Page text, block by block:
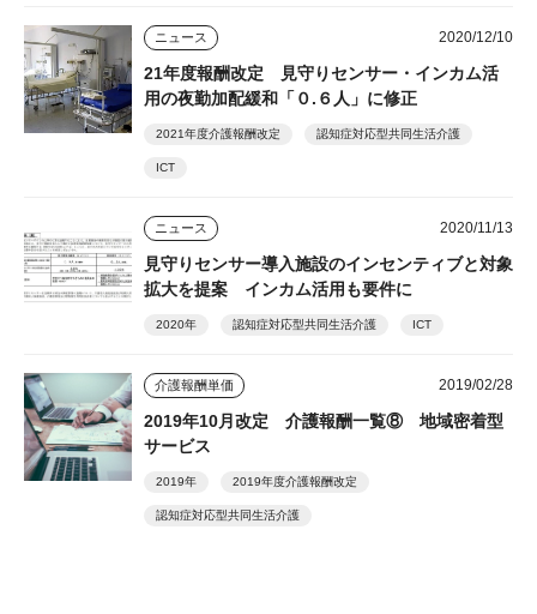
ニュース 2020/12/10
21年度報酬改定 見守りセンサー・インカム活
用の夜勤加配緩和「０.６人」に修正
2021年度介護報酬改定 認知症対応型共同生活介護
ICT
ニュース 2020/11/13
見守りセンサー導入施設のインセンティブと対象
拡大を提案 インカム活用も要件に
2020年 認知症対応型共同生活介護 ICT
介護報酬単価 2019/02/28
2019年10月改定 介護報酬一覧⑧ 地域密着型
サービス
2019年 2019年度介護報酬改定
認知症対応型共同生活介護